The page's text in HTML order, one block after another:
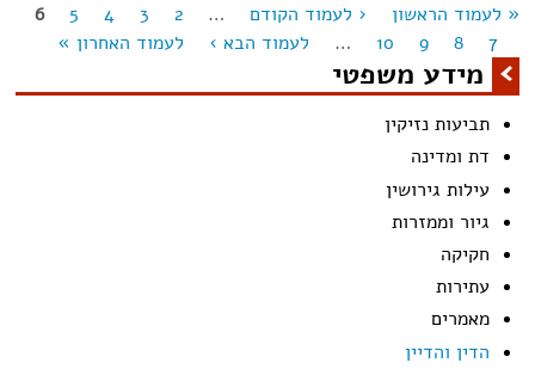
« לעמוד הראשון ‹ לעמוד הקודם …
2
3
4
5
6
7
8
9
10
… לעמוד הבא › לעמוד האחרון »
מידע משפטי
תביעות נזיקין
דת ומדינה
עילות גירושין
גיור וממזרות
חקיקה
עתירות
מאמרים
הדין והדיין